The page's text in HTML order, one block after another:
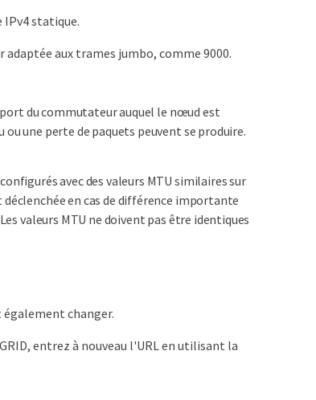
IPv4 statique.
aux trames jumbo, comme 9000.
port du commutateur auquel le nœud est
une perte de paquets peuvent se produire.
avec des valeurs MTU similaires sur
déclenchée en cas de différence importante
valeurs MTU ne doivent pas être identiques
également changer.
entrez à nouveau l'URL en utilisant la